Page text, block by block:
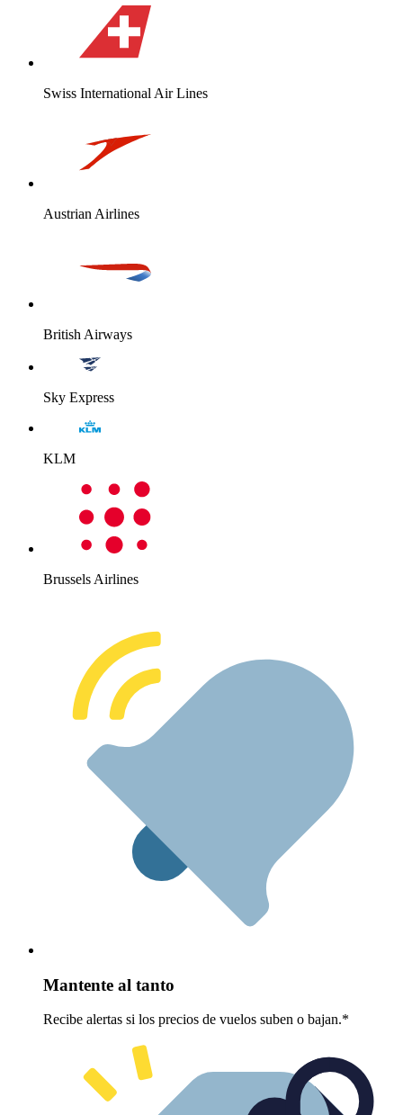
Swiss International Air Lines
Austrian Airlines
British Airways
Sky Express
KLM
Brussels Airlines
Mantente al tanto
Recibe alertas si los precios de vuelos suben o bajan.*